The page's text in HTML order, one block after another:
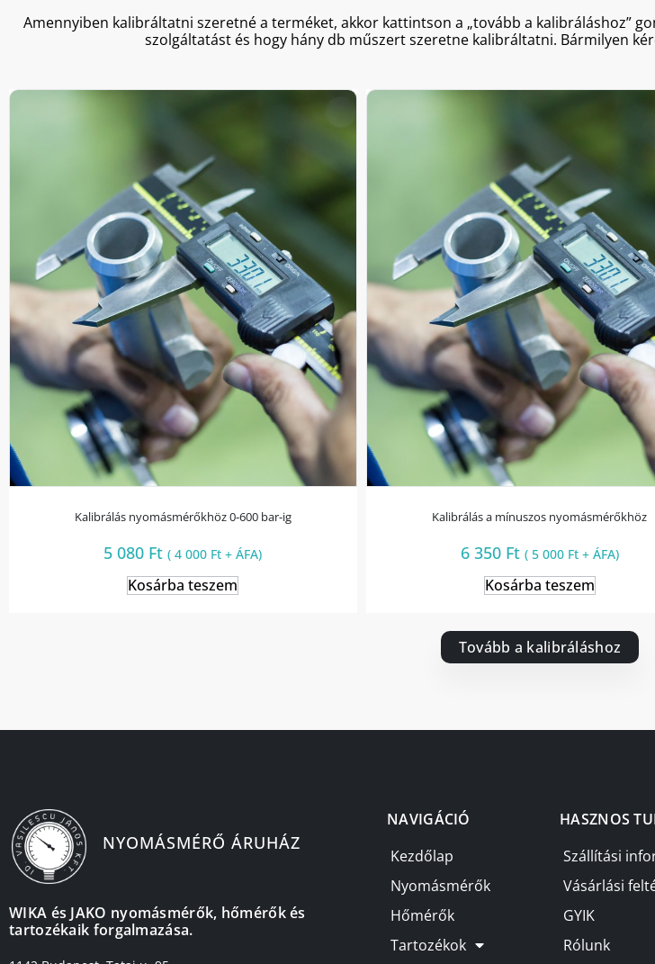
Amennyiben kalibráltatni szeretné a terméket, akkor kattintson a „tovább a kalibráláshoz”
szolgáltatást és hogy hány db műszert szeretne kalibráltatni. Bármilyen
Kalibrálás nyomásmérőkhöz 0-600 bar-ig
5 080 Ft (4 000 Ft + ÁFA)
Kosárba teszem
Kalibrálás a mínuszos nyomásmérőkhöz
6 350 Ft ( 5 000 Ft+ ÁFA)
Kosárba teszem
Tovább a kalibráláshoz
NYOMÁSMÉRŐ ÁRUHÁZ
WIKA és JAKO nyomásmérők, hőmérők és
tartozékaik forgalmazása.
NAVIGÁCIÓ
Kezdőlap
Nyomásmérők
Hőmérők
Tartozékok
HASZNOS
Szállítási
Vásárlási
GYIK
Rólunk